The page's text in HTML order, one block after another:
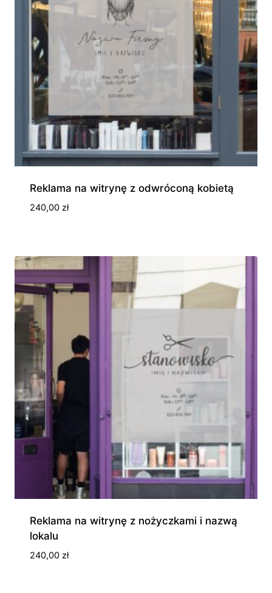
Reklama na witrynę z odwróconą kobietą
240,00 zł
Reklama na witrynę z nożyczkami i nazwą
lokalu
240,00 zł